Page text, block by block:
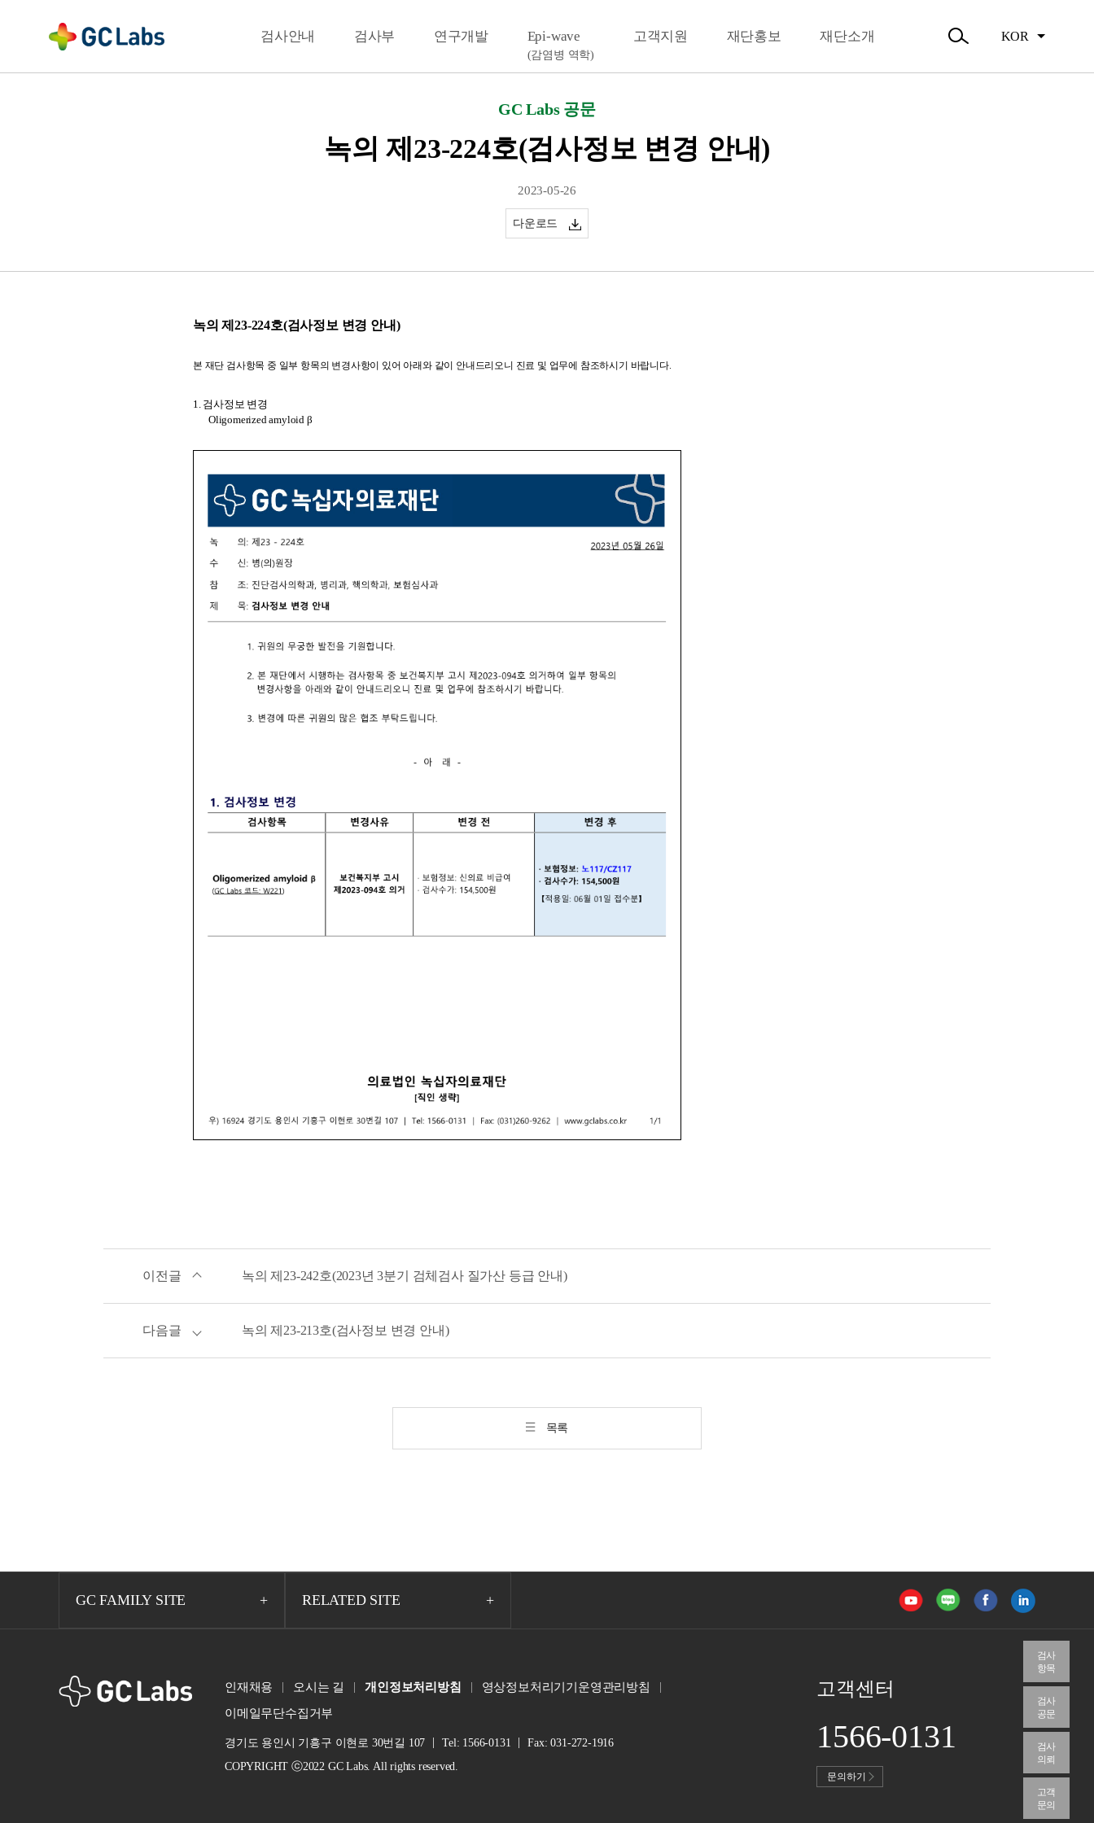
뉴
검사안내
결과확인 검사부 연구개발 Epi-wave
(감염병 역학)
고객지원 재단홍보
활동소식
재단소개
검
열
KOR
GC Labs 공문
녹의 제23-224호(검사정보 변경 안내)
2023-05-26
다운로드
녹의 제23-224호(검사정보 변경 안내)
본 재단 검사항목 중 일부 항목의 변경사항이 있어 아래와 같이 안내드리오니 진료 및 업무에 참조하시기 바랍니다.
1. 검사정보 변경
Oligomerized amyloid β
이전글 녹의 제23-242호(2023년 3분기 검체검사 질가산 등급 안내)
다음글 녹의 제23-213호(검사정보 변경 안내)
목록
검사
항목
검사
공문
검사
의뢰
고객
문의
GC FAMILY SITE RELATED SITE
GCLabs 인재채용 오시는 길 개인정보처리방침
영상정보처리기기운영관리방침
이메일무단수집거부
경기도 용인시 기흥구 이현로 30번길 107 Tel: 1566-0131
Fax: 031-272-1916
COPYRIGHT ⓒ2022 GC Labs. All rights reserved.
고객센터
1566-0131
문의하기